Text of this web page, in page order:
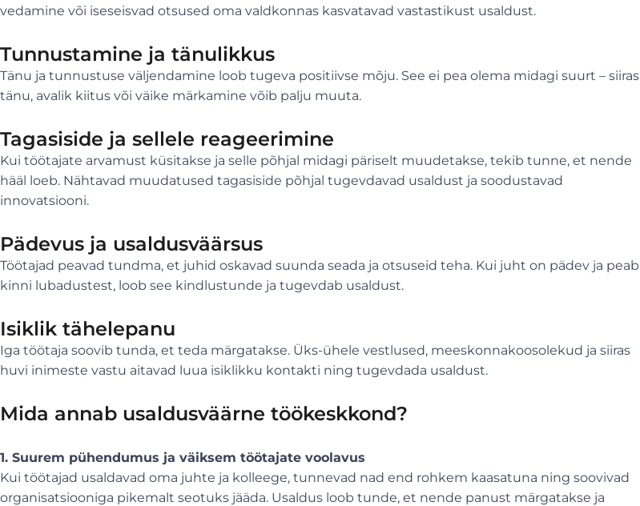
vedamine või iseseisvad otsused oma valdkonnas kasvatavad vastastikust usaldust.
Tunnustamine ja tänulikkus
Tänu ja tunnustuse väljendamine loob tugeva positiivse mõju. See ei pea olema midagi suurt – siiras
tänu, avalik kiitus või väike märkamine võib palju muuta.
Tagasiside ja sellele reageerimine
Kui töötajate arvamust küsitakse ja selle põhjal midagi päriselt muudetakse, tekib tunne, et nende
hääl loeb. Nähtavad muudatused tagasiside põhjal tugevdavad usaldust ja soodustavad
innovatsiooni.
Pädevus ja usaldusväärsus
Töötajad peavad tundma, et juhid oskavad suunda seada ja otsuseid teha. Kui juht on pädev ja peab
kinni lubadustest, loob see kindlustunde ja tugevdab usaldust.
Isiklik tähelepanu
Iga töötaja soovib tunda, et teda märgatakse. Üks-ühele vestlused, meeskonnakoosolekud ja siiras
huvi inimeste vastu aitavad luua isiklikku kontakti ning tugevdada usaldust.
Mida annab usaldusväärne töökeskkond?
1. Suurem pühendumus ja väiksem töötajate voolavus
Kui töötajad usaldavad oma juhte ja kolleege, tunnevad nad end rohkem kaasatuna ning soovivad
organisatsiooniga pikemalt seotuks jääda. Usaldus loob tunde, et nende panust märgatakse ja